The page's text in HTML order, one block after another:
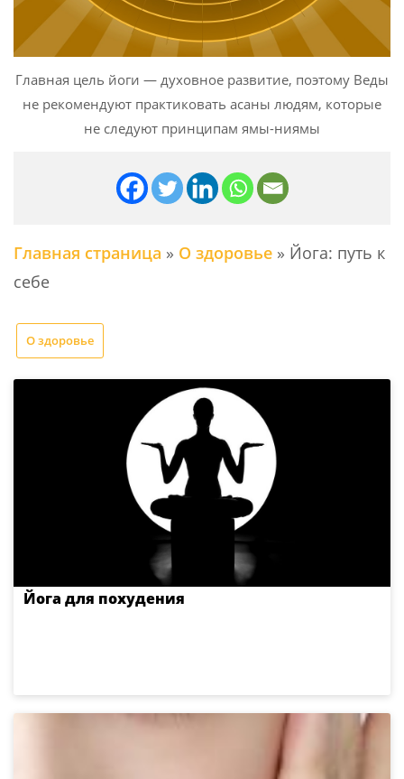
Главная цель йоги — духовное развитие, поэтому Веды
не рекомендуют практиковать асаны людям, которые
не следуют принципам ямы-ниямы
Главная страница » О здоровье » Йога: путь к
себе
О здоровье
Йога для похудения